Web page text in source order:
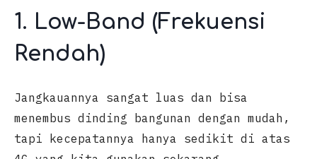
1. Low-Band (Frekuensi
Rendah)
Jangkauannya sangat luas dan bisa
menembus dinding bangunan dengan mudah,
tapi kecepatannya hanya sedikit di atas